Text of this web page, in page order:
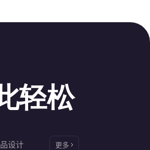
轻松
设计 更多